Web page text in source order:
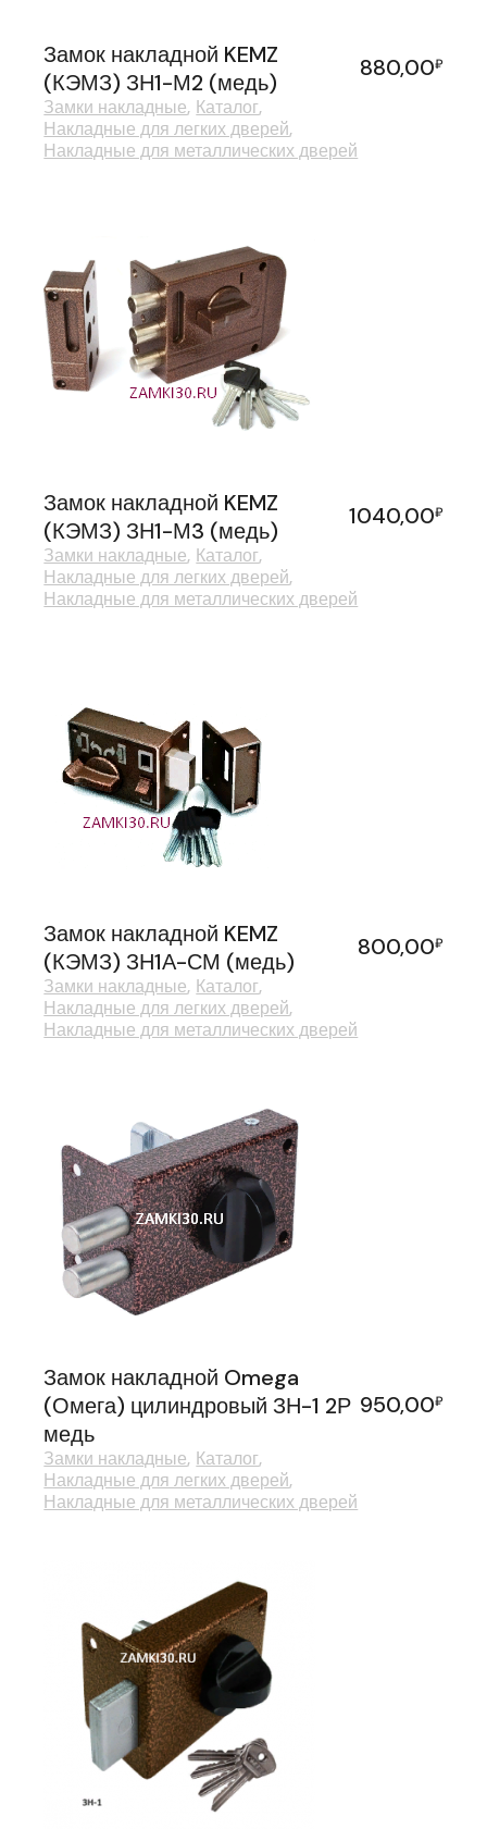
Замок накладной KEMZ
(КЭМЗ) ЗН1-М2 (медь)
880,00₽
Замки накладные Каталог
Накладные для легких дверей
Накладные для металлических дверей
Замок накладной KEMZ
(КЭМЗ) ЗН1-М3 (медь)
1040,00₽
Замки накладные Каталог
Накладные для легких дверей
Накладные для металлических дверей
Замок накладной KEMZ
(КЭМЗ) ЗН1А-СМ (медь)
800,00₽
Замки накладные Каталог
Накладные для легких дверей
Накладные для металлических дверей
Замок накладной Omega
(Омега) цилиндровый ЗН-1 2Р
медь
950,00₽
Замки накладные Каталог
Накладные для легких дверей
Накладные для металлических дверей